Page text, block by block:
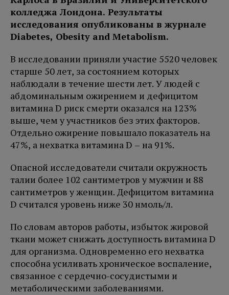
колледжа Лондона. Результаты
исследования опубликованы в журнале
Diabetes, Obesity and Metabolism.
В исследовании приняли участие 5520 человек
старше 50 лет, за состоянием которых
наблюдали в течение шести лет. У людей с
абдоминальным ожирением и дефицитом
витамина D риск смерти оказался на 123%
выше, чем у участников без этих факторов.
Отдельно ожирение повышало показатель на
47%, а нехватка витамина D – на 91%.
Опасной исследователи считали окружность
талии более 102 сантиметров у мужчин и 88
сантиметров у женщин. Дефицитом витамина
D считался уровень ниже 30 нмоль/л.
По словам авторов работы, избыток жировой
ткани может снижать доступность витамина D
для организма. Одновременно его нехватка
способна усиливать хроническое воспаление,
связанное с сердечно-сосудистыми и
метаболическими заболеваниями.